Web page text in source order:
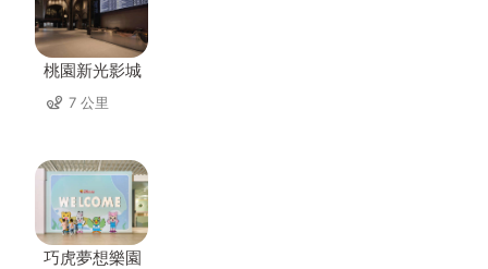
桃園新光影城
7 公里
巧虎夢想樂園